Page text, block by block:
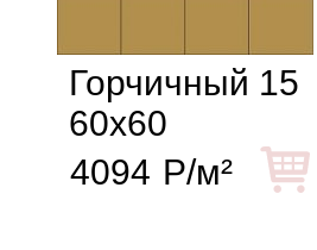
Горчичный 15
60x60
4094 Р/м²